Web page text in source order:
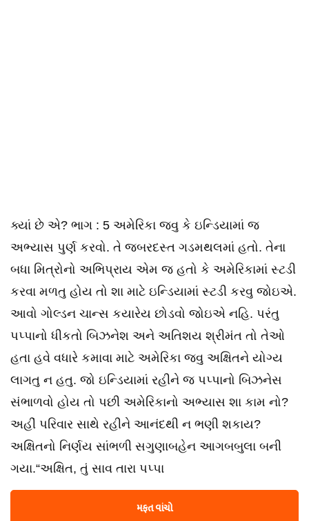
ક્યાં છે એ? ભાગ : 5 અમેરિકા જવુ કે ઇન્ડિયામાં જ
અભ્યાસ પુર્ણ કરવો. તે જબરદસ્ત ગડમથલમાં હતો. તેના
બધા મિત્રોનો અભિપ્રાય એમ જ હતો કે અમેરિકામાં સ્ટડી
કરવા મળતુ હોય તો શા માટે ઇન્ડિયામાં સ્ટડી કરવુ જોઇએ.
આવો ગોલ્ડન ચાન્સ કયારેય છોડવો જોઇએ નહિ. પરંતુ
પપ્પાનો ધીકતો બિઝનેશ અને અતિશય શ્રીમંત તો તેઓ
હતા હવે વધારે કમાવા માટે અમેરિકા જવુ અક્ષિતને યોગ્ય
લાગતુ ન હતુ. જો ઇન્ડિયામાં રહીને જ પપ્પાનો બિઝનેસ
સંભાળવો હોય તો પછી અમેરિકાનો અભ્યાસ શા કામ નો?
અહીં પરિવાર સાથે રહીને આનંદથી ન ભણી શકાય?
અક્ષિતનો નિર્ણય સાંભળી સગુણાબહેન આગબબુલા બની
ગયા.“અક્ષિત, તું સાવ તારા પપ્પા
મફત વાંચો